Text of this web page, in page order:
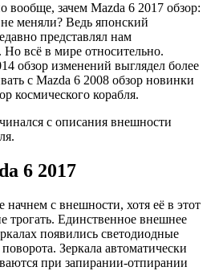
вообще, зачем Mazda 6 2017 обзор:
меняли? Ведь японский
представлял нам
всё в мире относительно.
обзор изменений выглядел более
с Mazda 6 2008 обзор новинки
космического корабля.
с описания внешности
6 2017
с внешности, хотя её в этот
трогать. Единственное внешнее
появились светодиодные
Зеркала автоматически
при запирании-отпирании